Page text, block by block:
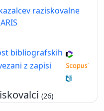
raziskovalne
bibliografskih
z zapisi
(26)